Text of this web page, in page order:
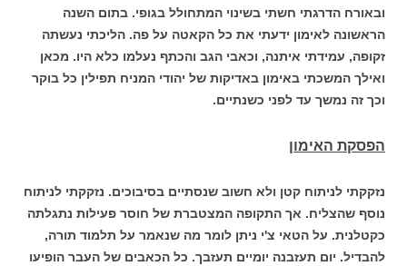
ובאורח הדרגתי חשתי בשינוי המתחולל בגופי. בתום השנה
הראשונה לאימון ידעתי את כל הקאטה על פה. הליכתי נעשתה
זקופה, עמידתי איתנה, וכאבי הגב והכתף נעלמו כלא היו. מכאן
ואילך המשכתי באימון באדיקות של יהודי המניח תפילין כל בוקר
וכך זה נמשך עד לפני כשנתיים.
הפסקת האימון
נזקקתי לניתוח קטן ולא חשוב שנסתיים בסיבוכים. נזקקתי לניתוח
נוסף שהצליח. אך התקופה המצטברת של חוסר פעילות נתגלתה
כקטלנית. על הטאי צ'י ניתן לומר מה שנאמר על תלמוד תורה,
להבדיל. יום תעזבנה יומיים תעזבך. כל הכאבים של העבר הופיעו